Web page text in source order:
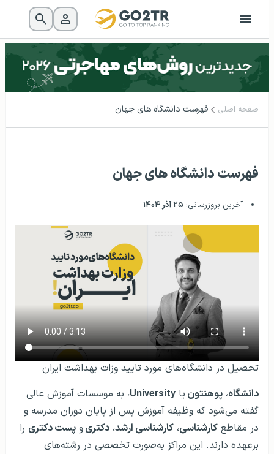
صفحه اصلی فهرست دانشگاه‌ های جهان
فهرست دانشگاه‌ های جهان
آخرین بروزرسانی: ۲۵ آذر ۱۴۰۴
تحصیل در دانشگاه‌های مورد تایید وزات بهداشت ایران
دانشگاه، پوهنتون یا University، به موسسات آموزش عالی
گفته می‌شود که وظیفه آموزش پس از پایان دوران مدرسه و
در مقاطع کارشناسی، کارشناسی ارشد، دکتریو پست دکتری را
برعهده دارند. این مراکز به‌صورت تخصصی در رشته‌های